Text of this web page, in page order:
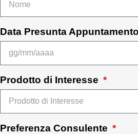
Data Presunta Appuntamento
Prodotto di Interesse
Preferenza Consulente